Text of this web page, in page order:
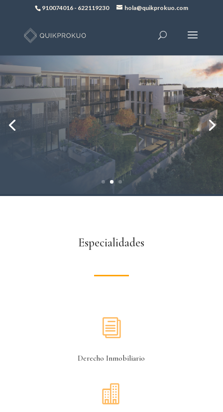
910074016- 622119230 hola@quikprokuo.com
Contrato compraventa
inmuebles
MAS INFO
Especialidades
i
Derecho Inmobiliario
